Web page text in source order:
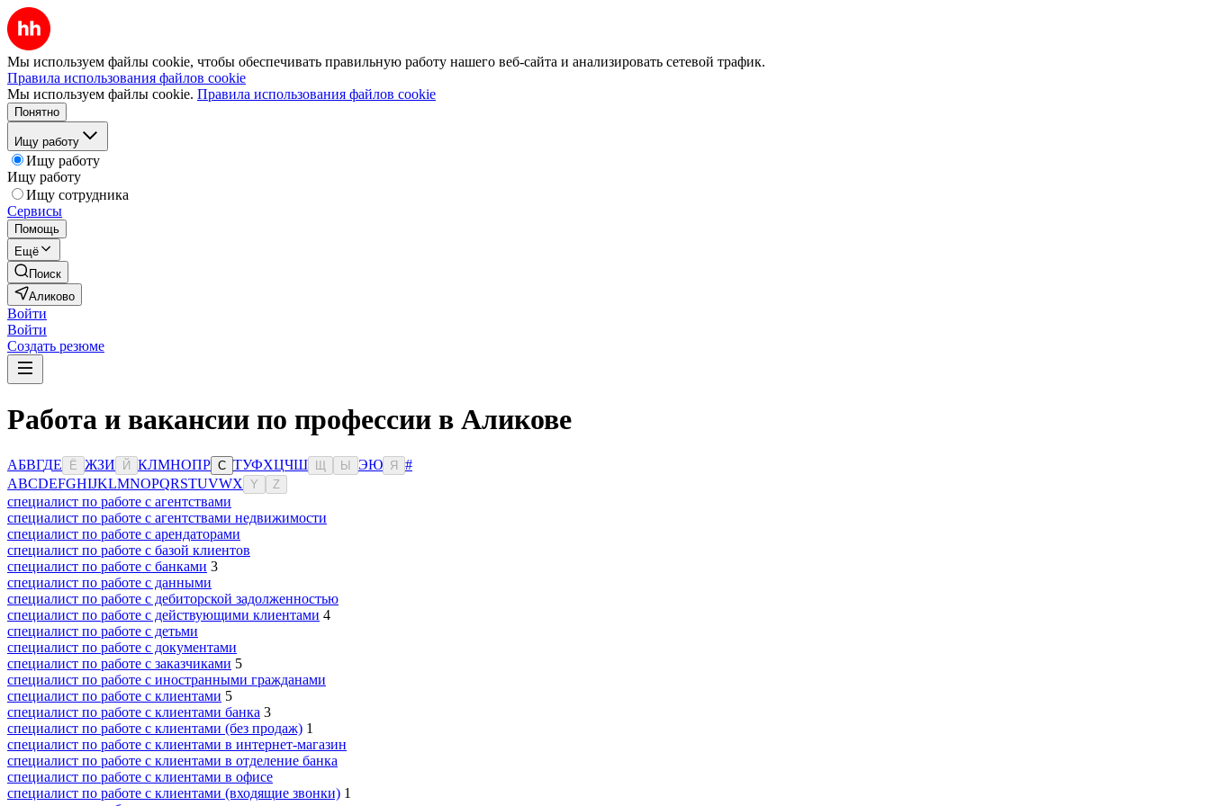
Мы используем файлы cookie, чтобы обеспечивать правильную работу нашего веб-сайта и анализировать сетевой трафик.
Правила использования файлов cookie
Мы используем файлы cookie. Правила использования файлов cookie
Понятно
Ищу работу
Ищу работу
Ищу работу
Ищу сотрудника
Сервисы
Помощь
Ещё
Поиск
Аликово
Войти
Войти
Создать резюме
Работа и вакансии по профессии в Аликове
АБВГДЕ Ё ЖЗИ Й КЛМНОПР С ТУФХЦЧШ Ы ЭЮ Я
#
ABCDEFGHIJKLMNOPQRSTUVWX Y Z
специалист по работе с агентствами
специалист по работе с агентствами недвижимости
специалист по работе с арендаторами
специалист по работе с базой клиентов
специалист по работе с банками 3
специалист по работе с данными
специалист по работе с дебиторской задолженностью
специалист по работе с действующими клиентами 4
специалист по работе с детьми
специалист по работе с документами
специалист по работе с заказчиками 5
специалист по работе с иностранными гражданами
специалист по работе с клиентами 5
специалист по работе с клиентами банка 3
специалист по работе с клиентами (без продаж) 1
специалист по работе с клиентами в интернет-магазин
специалист по работе с клиентами в отделение банка
специалист по работе с клиентами в офисе
специалист по работе с клиентами (входящие звонки) 1